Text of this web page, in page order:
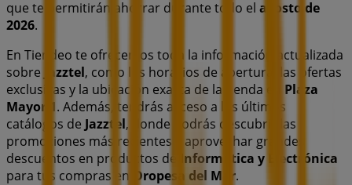
que te permitirán ahorrar durante todo el agosto de
2026.
En Tiendeo te ofrecemos toda la información actualizada
sobre
Jazztel, como los horarios de apertura, las ofertas
exclusivas y la ubicación exacta de la tienda en Plaza
Mayor 1. Además, tendrás acceso a los últimos
catálogos de Jazztel, donde podrás descubrir las
promociones más recientes y aprovechar grandes
descuentos en productos de
Informática y Electrónica
para tus compras en
Oropesa del Mar.